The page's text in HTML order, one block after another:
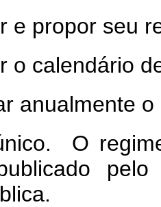
e propor seu
o calendário
anualmente
O